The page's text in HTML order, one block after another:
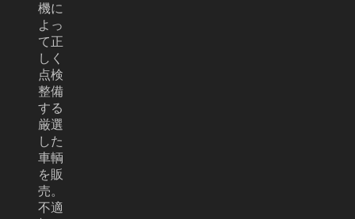
機に
よっ
て正
しく
点検
整備
する
厳選
した
車輌
を販
売。
不適